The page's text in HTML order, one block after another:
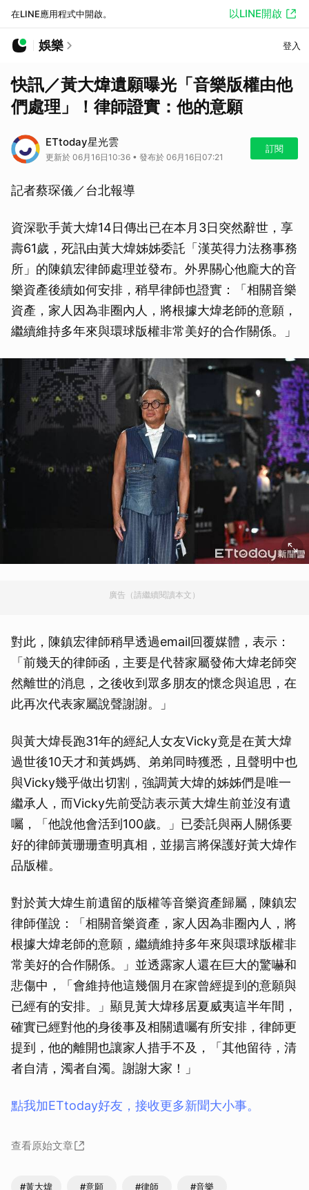
在LINE應用程式中開啟。 以LINE開啟
娛樂 登入
快訊／黃大煒遺願曝光「音樂版權由他
們處理」！律師證實：他的意願
ETtoday星光雲
更新於 06月16日10:36 • 發布於 06月16日07:21
訂閱
記者蔡琛儀／台北報導
資深歌手黃大煒14日傳出已在本月3日突然辭世，享
壽61歲，死訊由黃大煒姊姊委託「漢英得力法務事務
所」的陳鎮宏律師處理並發布。外界關心他龐大的音
樂資產後續如何安排，稍早律師也證實：「相關音樂
資產，家人因為非圈內人，將根據大煒老師的意願，
繼續維持多年來與環球版權非常美好的合作關係。」
廣告（請繼續閱讀本文）
對此，陳鎮宏律師稍早透過email回覆媒體，表示：
「前幾天的律師函，主要是代替家屬發佈大煒老師突
然離世的消息，之後收到眾多朋友的懷念與追思，在
此再次代表家屬說聲謝謝。」
與黃大煒長跑31年的經紀人女友Vicky竟是在黃大煒
過世後10天才和黃媽媽、弟弟同時獲悉，且聲明中也
與Vicky幾乎做出切割，強調黃大煒的姊姊們是唯一
繼承人，而Vicky先前受訪表示黃大煒生前並沒有遺
囑，「他說他會活到100歲。」已委託與兩人關係要
好的律師黃珊珊查明真相，並揚言將保護好黃大煒作
品版權。
對於黃大煒生前遺留的版權等音樂資產歸屬，陳鎮宏
律師僅說：「相關音樂資產，家人因為非圈內人，將
根據大煒老師的意願，繼續維持多年來與環球版權非
常美好的合作關係。」並透露家人還在巨大的驚嚇和
悲傷中，「會維持他這幾個月在家曾經提到的意願與
已經有的安排。」顯見黃大煒移居夏威夷這半年間，
確實已經對他的身後事及相關遺囑有所安排，律師更
提到，他的離開也讓家人措手不及，「其他留待，清
者自清，濁者自濁。謝謝大家！」
點我加ETtoday好友，接收更多新聞大小事。
查看原始文章
#黃大煒 #意願 #律師 #音樂